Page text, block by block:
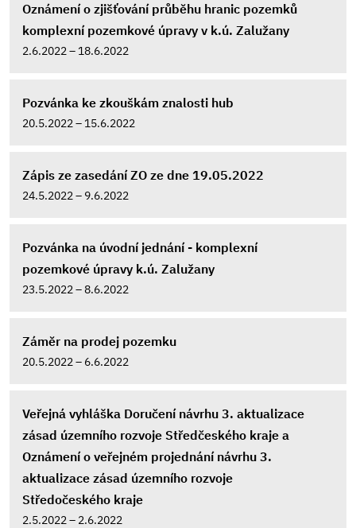
Oznámení o zjišťování průběhu hranic pozemků
komplexní pozemkové úpravy v k.ú. Zalužany
2.6.2022 – 18.6.2022
Pozvánka ke zkouškám znalosti hub
20.5.2022 – 15.6.2022
Zápis ze zasedání ZO ze dne 19.05.2022
24.5.2022 – 9.6.2022
Pozvánka na úvodní jednání - komplexní
pozemkové úpravy k.ú. Zalužany
23.5.2022 – 8.6.2022
Záměr na prodej pozemku
20.5.2022 – 6.6.2022
Veřejná vyhláška Doručení návrhu 3. aktualizace
zásad územního rozvoje Středčeského kraje a
Oznámení o veřejném projednání návrhu 3.
aktualizace zásad územního rozvoje
Středočeského kraje
2.5.2022 – 2.6.2022